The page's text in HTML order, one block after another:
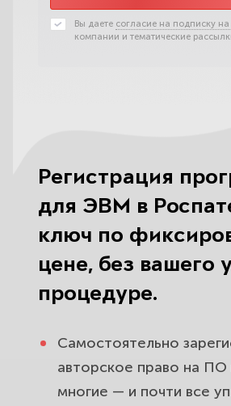
Вы даете согласие на подписку на
компании и тематические
Регистрация
для ЭВМ в
ключ по
цене, без вашего
процедуре.
Самостоятельно
авторское право на ПО
многие — и почти все